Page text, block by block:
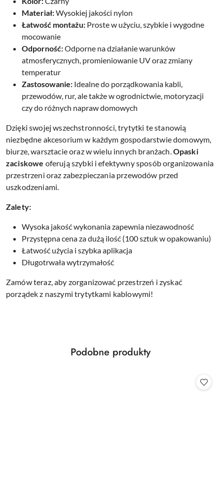
Materiał:Wysokiej jakości nylon
Łatwość montażu: Proste w użyciu, szybkie i wygodne
mocowanie
Odporność:Odporne na działanie warunków
atmosferycznych, promieniowanie UV oraz zmiany
temperatur
Zastosowanie: Idealne do porządkowania kabli,
przewodów, rur, ale także w ogrodnictwie, motoryzacji
czy do różnych napraw domowych
Dzięki swojej wszechstronności, trytytki te stanowią
niezbędne akcesorium w każdym gospodarstwie domowym,
biurze, warsztacie oraz w wielu innych branżach. Opaski
zaciskowe oferują szybki i efektywny sposób organizowania
przestrzeni oraz zabezpieczania przewodów przed
uszkodzeniami.
Zalety:
Wysoka jakość wykonania zapewnia niezawodność
Przystępna cena za dużą ilość (100 sztuk w opakowaniu)
Łatwość użycia i szybka aplikacja
Długotrwała wytrzymałość
Zamów teraz, aby zorganizować przestrzeń i zyskać
porządek z naszymi trytytkami kablowymi!
Pomiń karuzelę produktów
Produkty
Podobne produkty